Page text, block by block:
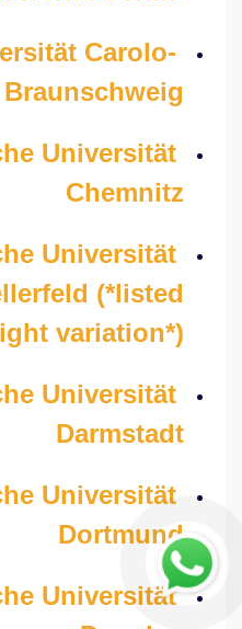
Carolo-
Universität
Chemnitz
Universität
(*listed
variation*)
Universität
Darmstadt
Universität
Dortmund
Universität